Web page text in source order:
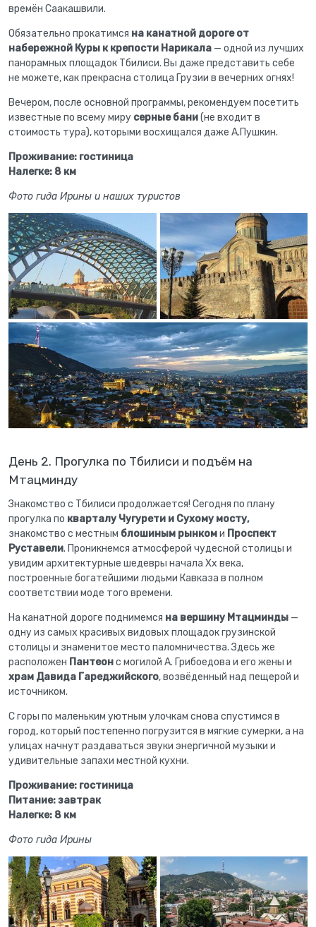
времён Саакашвили.
Обязательно прокатимся на канатной дороге от
набережной Куры к крепости Нарикала — одной из лучших
панорамных площадок Тбилиси. Вы даже представить себе
не можете, как прекрасна столица Грузии в вечерних огнях!
Вечером, после основной программы, рекомендуем посетить
известные по всему миру серные бани(не входит в
стоимость тура), которыми восхищался даже А.Пушкин.
Проживание: гостиница
Налегке: 8 км
Фото гида Ирины и наших туристов
День 2. Прогулка по Тбилиси и подъём на
Мтацминду
Знакомство с Тбилиси продолжается! Сегодня по плану
прогулка по кварталу Чугурети и Сухому мосту,
знакомство с местным блошиным рынкоми Проспект
Руставели. Проникнемся атмосферой чудесной столицы и
увидим архитектурные шедевры начала Xx века,
построенные богатейшими людьми Кавказа в полном
соответствии моде того времени.
На канатной дороге поднимемся на вершину Мтацминды —
одну из самых красивых видовых площадок грузинской
столицы и знаменитое место паломничества. Здесь же
расположен Пантеонс могилой А. Грибоедова и его жены и
храм Давида Гареджийского, возвёденный над пещерой и
источником.
С горы по маленьким уютным улочкам снова спустимся в
город, который постепенно погрузится в мягкие сумерки, а на
улицах начнут раздаваться звуки энергичной музыки и
удивительные запахи местной кухни.
Проживание: гостиница
Питание: завтрак
Налегке: 8 км
Фото гида Ирины